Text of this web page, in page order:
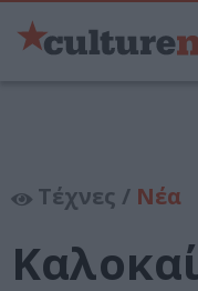
Τέχνες / Νέα